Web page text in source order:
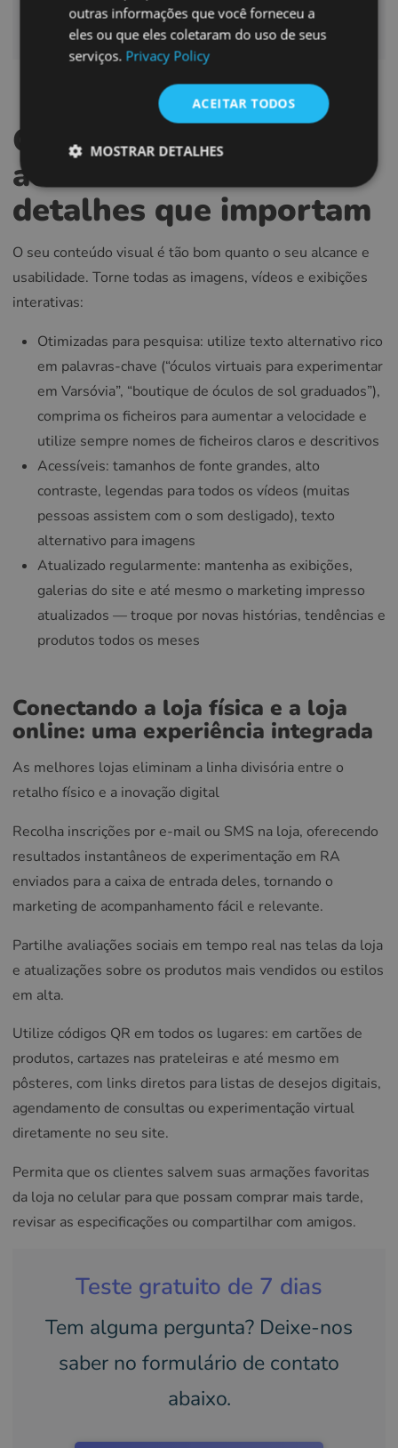
CONTATE-NOS
Otimização,
acessibilidade e SEO:
detalhes que importam
O seu conteúdo visual é tão bom quanto o seu alcance e
usabilidade. Torne todas as imagens, vídeos e exibições
interativas:
Otimizadas para pesquisa: utilize texto alternativo rico
em palavras-chave (“óculos virtuais para experimentar
em Varsóvia”, “boutique de óculos de sol graduados”),
comprima os ficheiros para aumentar a velocidade e
utilize sempre nomes de ficheiros claros e descritivos
Acessíveis: tamanhos de fonte grandes, alto
contraste, legendas para todos os vídeos (muitas
pessoas assistem com o som desligado), texto
alternativo para imagens
Atualizado regularmente: mantenha as exibições,
galerias do site e até mesmo o marketing impresso
atualizados — troque por novas histórias, tendências e
produtos todos os meses
Conectando a loja física e a loja
online: uma experiência integrada
As melhores lojas eliminam a linha divisória entre o
retalho físico e a inovação digital
Recolha inscrições por e-mail ou SMS na loja, oferecendo
resultados instantâneos de experimentação em RA
enviados para a caixa de entrada deles, tornando o
marketing de acompanhamento fácil e relevante.
Partilhe avaliações sociais em tempo real nas telas da loja
e atualizações sobre os produtos mais vendidos ou estilos
em alta.
Utilize códigos QR em todos os lugares: em cartões de
produtos, cartazes nas prateleiras e até mesmo em
pôsteres, com links diretos para listas de desejos digitais,
agendamento de consultas ou experimentação virtual
diretamente no seu site.
Permita que os clientes salvem suas armações favoritas
da loja no celular para que possam comprar mais tarde,
revisar as especificações ou compartilhar com amigos.
Teste gratuito de 7 dias
Tem alguma pergunta? Deixe-nos
saber no formulário de contato
abaixo.
FRENCH
LITHUANIAN
ROMANIAN
TURKISH
HUNGARIAN
SWEDISH
GREEK
RUSSIAN
outras informações que você forneceu a
eles ou que eles coletaram do uso de seus
serviços. Privacy Policy
ACEITAR TODOS
MOSTRAR DETALHES